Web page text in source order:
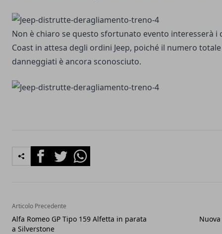
Non è chiaro se questo sfortunato evento interesserà i
Coast in attesa degli ordini Jeep, poiché il numero
danneggiati è ancora sconosciuto.
FacebookTwitterWhatsapp
Articolo Precedente
Alfa Romeo GP Tipo 159 Alfetta in parata
a Silverstone